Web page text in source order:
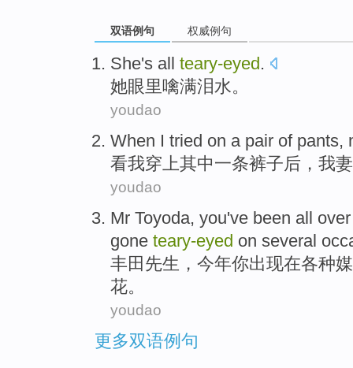
双语例句 权威例句
She's all teary-eyed.
她眼里噙满泪水。
youdao
When I tried on a pair of pants,
看我穿上其中一条裤子后， 我
youdao
Mr Toyoda, you've been all over
gone teary-eyed on several
丰田 先生 ， 今年你出现在各种
花。
youdao
更多双语例句